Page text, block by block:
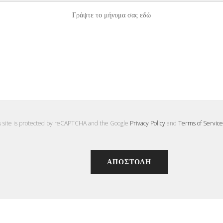
site is protected by reCAPTCHA and the Google Privacy Policyand Terms of Service